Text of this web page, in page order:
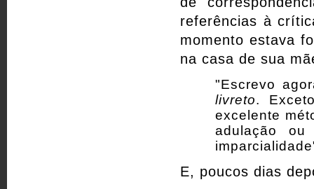
referências à
momento estava
na casa de sua
"Escrevo
livreto.
excelente
adulação ou
E, poucos dias